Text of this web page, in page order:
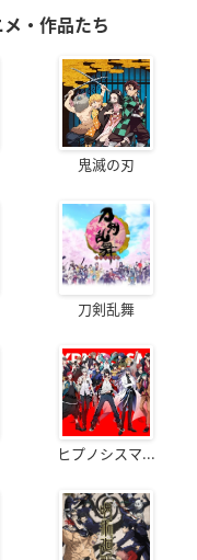
・作品たち
鬼滅の刃
刀剣乱舞
ヒプノシスマ...